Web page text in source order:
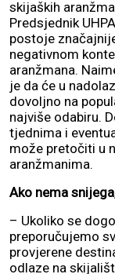
skijaških
Predsjednik
postoje
negativnom
aranžmana.
je da će u
dovoljno na
najviše odabiru.
tjednima i
može pretočiti u
aranžmanima.
Ako nema
– Ukoliko se
preporučujemo
provjerene
odlaze na